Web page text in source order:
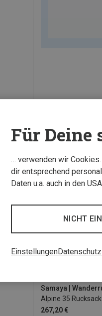
Samaya |
Alpine 35 Rucksack
267,20 €
Für Deine
… verwenden wir
dir entsprechend
Daten u.a. auch in den
NICHT
EinstellungenDatenschutz